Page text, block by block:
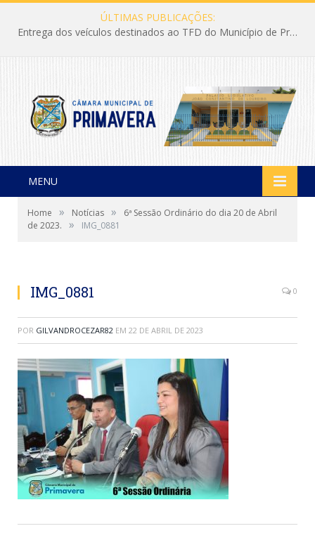
ÚLTIMAS PUBLICAÇÕES:
Entrega dos veículos destinados ao TFD do Município de Primavera
MENU
Home » Notícias »
6ª Sessão Ordinário do dia 20 de Abril
de 2023.
» IMG_0881
IMG_0881 0
POR GILVANDROCEZAR82 EM 22 DE ABRIL DE 2023